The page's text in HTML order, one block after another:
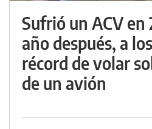
Sufrió un ACV en
año después, a
récord de volar
de un avión